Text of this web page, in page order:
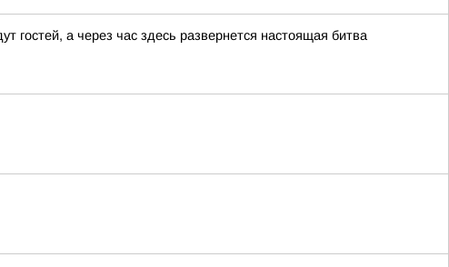
гостей, а через час здесь развернется настоящая битва